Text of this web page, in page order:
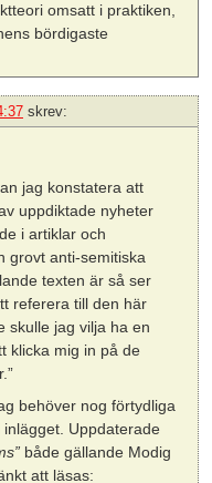
omsatt i praktiken,
bördigaste
skrev:
jag konstatera att
uppdiktade nyheter
i artiklar och
grovt anti-semitiska
texten är så ser
referera till den här
skulle jag vilja ha en
klicka mig in på de
behöver nog förtydliga
Uppdaterade
både gällande Modig
att läsas: